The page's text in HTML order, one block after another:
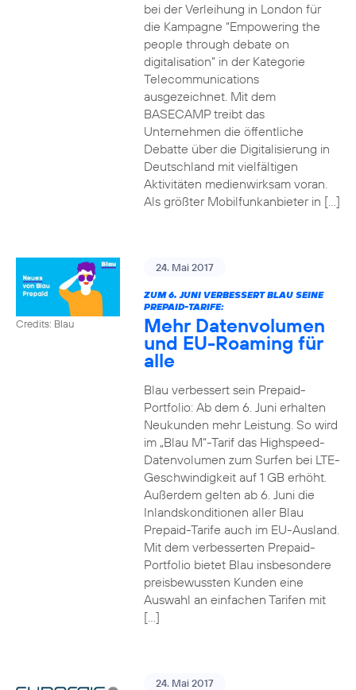
bei der Verleihung in London für
die Kampagne “Empowering the
people through debate on
digitalisation” in der Kategorie
Telecommunications
ausgezeichnet. Mit dem
BASECAMP treibt das
Unternehmen die öffentliche
Debatte über die Digitalisierung in
Deutschland mit vielfältigen
Aktivitäten medienwirksam voran.
Als größter Mobilfunkanbieter in […]
Credits: Blau
24. Mai 2017
ZUM 6. JUNI VERBESSERT BLAU SEINE
PREPAID-TARIFE:
Mehr Datenvolumen
und EU-Roaming für
alle
Blau verbessert sein Prepaid-
Portfolio: Ab dem 6. Juni erhalten
Neukunden mehr Leistung. So wird
im „Blau M“-Tarif das Highspeed-
Datenvolumen zum Surfen bei LTE-
Geschwindigkeit auf 1 GB erhöht.
Außerdem gelten ab 6. Juni die
Inlandskonditionen aller Blau
Prepaid-Tarife auch im EU-Ausland.
Mit dem verbesserten Prepaid-
Portfolio bietet Blau insbesondere
preisbewussten Kunden eine
Auswahl an einfachen Tarifen mit
[…]
24. Mai 2017